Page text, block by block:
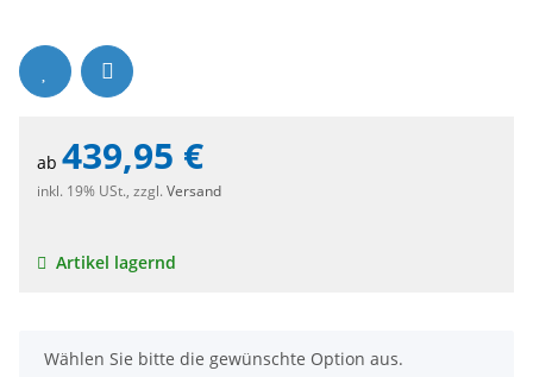
ab 439,95 €
inkl. 19% USt., zzgl. Versand
Artikel lagernd
x
Wählen Sie bitte die gewünschte Option aus.